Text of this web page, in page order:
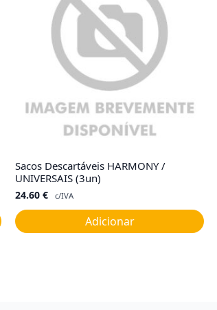
Sacos Descartáveis HARMONY /
UNIVERSAIS (3un)
24.60 € c/IVA
Adicionar